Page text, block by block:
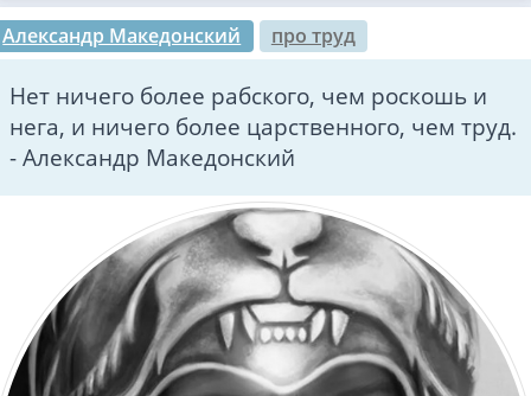
Александр Македонский про труд
Нет ничего более рабского, чем роскошь и
нега, и ничего более царственного, чем труд.
- Александр Македонский